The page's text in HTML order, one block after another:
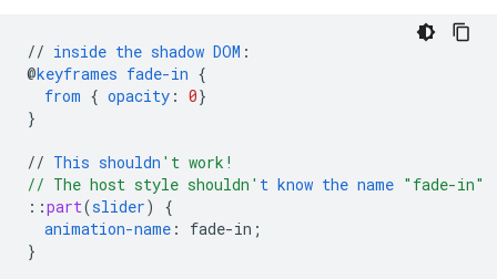
// inside the shadow DOM :
@keyframes fade-in {
from { opacity : 0}
}
// This shouldn 't work!
// The host style shouldn' t know the name "fade-in"
::part(slider)
{
animation-name : fade-in ;
}